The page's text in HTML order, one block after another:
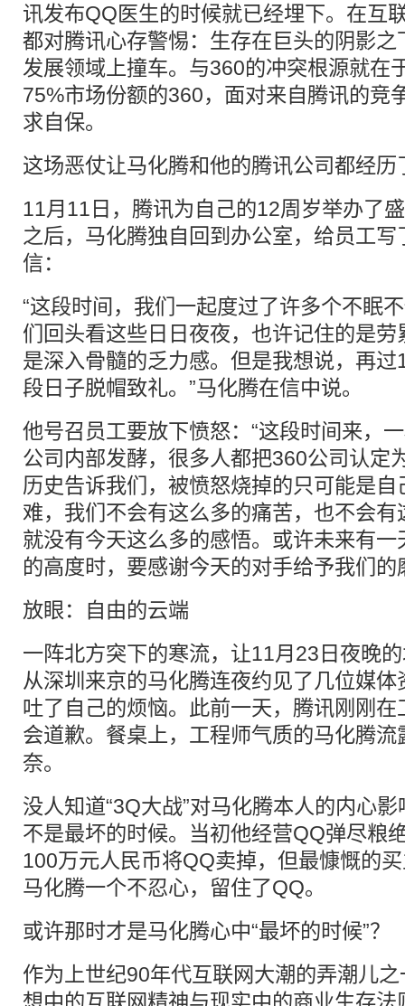
讯发布QQ医生的时候就已经埋下。在互
都对腾讯心存警惕：生存在巨头的阴影
发展领域上撞车。与360的冲突根源就在
75%市场份额的360，面对来自腾讯的竞
求自保。
这场恶仗让马化腾和他的腾讯公司都经
11月11日，腾讯为自己的12周岁举办了
之后，马化腾独自回到办公室，给员工
信：
“这段时间，我们一起度过了许多个不眠
们回头看这些日日夜夜，也许记住的是
是深入骨髓的乏力感。但是我想说，再
段日子脱帽致礼。”马化腾在信中说。
他号召员工要放下愤怒：“这段时间来，
公司内部发酵，很多人都把360公司认定
历史告诉我们，被愤怒烧掉的只可能是
难，我们不会有这么多的痛苦，也不会
就没有今天这么多的感悟。或许未来有
的高度时，要感谢今天的对手给予我们的
放眼：自由的云端
一阵北方突下的寒流，让11月23日夜晚
从深圳来京的马化腾连夜约见了几位媒
吐了自己的烦恼。此前一天，腾讯刚刚在
会道歉。餐桌上，工程师气质的马化腾流
奈。
没人知道“3Q大战”对马化腾本人的内心
不是最坏的时候。当初他经营QQ弹尽粮
100万元人民币将QQ卖掉，但最慷慨的
马化腾一个不忍心，留住了QQ。
或许那时才是马化腾心中“最坏的时候”？
作为上世纪90年代互联网大潮的弄潮儿